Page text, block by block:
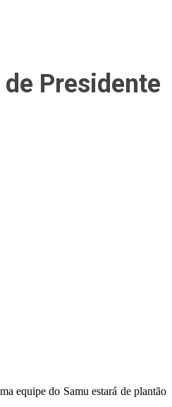
Presidente
equipe do Samu estará de plantão